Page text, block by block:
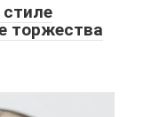
торжества